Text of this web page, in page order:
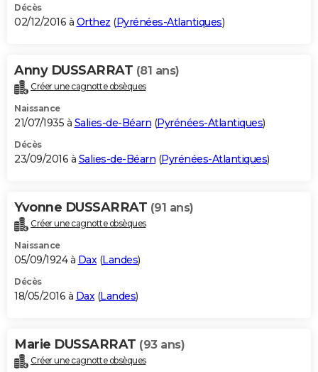
Décès
02/12/2016 à Orthez (Pyrénées-Atlantiques)
Anny DUSSARRAT (81 ans)
Créer une cagnotte obsèques
Naissance
21/07/1935 à Salies-de-Béarn (Pyrénées-Atlantiques)
Décès
23/09/2016 à Salies-de-Béarn (Pyrénées-Atlantiques)
Yvonne DUSSARRAT (91 ans)
Créer une cagnotte obsèques
Naissance
05/09/1924 à Dax(Landes)
Décès
18/05/2016 à Dax(Landes)
Marie DUSSARRAT (93 ans)
Créer une cagnotte obsèques